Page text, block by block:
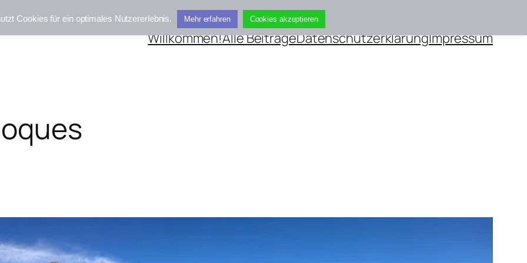
Willkommen!Alle BeiträgeDatenschutzerklärungImpressum
Cookies für ein optimales Nutzererlebnis. Mehr erfahren Cookies akzeptieren